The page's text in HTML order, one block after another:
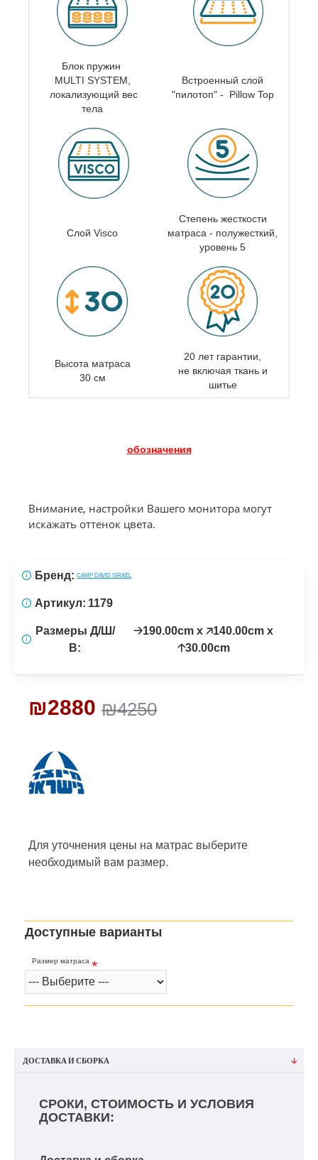
Блок пружин
MULTI SYSTEM,
локализующий вес
тела
Встроенный слой
"пилотоп" - Pillow Top
Слой Visco
Степень жесткости
матраса - полужесткий,
уровень 5
Высота матраса
30 см
20 лет гарантии,
не включая ткань и
шитье
обозначения
Внимание, настройки Вашего монитора могут
искажать оттенок цвета.
Для уточнения цены на матрас выберите
необходимый вам размер.
₪4250
₪2880
Бренд: CAMP DAVID ISRAEL
Артикул: 1179
Размеры Д/Ш/
В:
🡢190.00cm x 🡥140.00cm x
🡡30.00cm
Доступные варианты
Размер матраса
ДОСТАВКА И СБОРКА
СРОКИ, СТОИМОСТЬ И УСЛОВИЯ
ДОСТАВКИ: